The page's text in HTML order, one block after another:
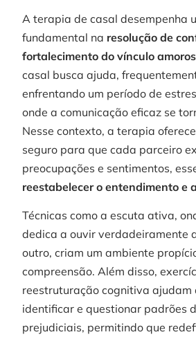
A terapia de casal desempenha
fundamental na resolução de
fortalecimento do vínculo
casal busca ajuda,
enfrentando um período de
onde a comunicação eficaz se
Nesse contexto, a terapia
seguro para que cada parceiro
preocupações e sentimentos,
reestabelecer o entendimento e
Técnicas como a escuta ativa,
dedica a ouvir verdadeiramente
outro, criam um ambiente
compreensão. Além disso,
reestruturação cognitiva ajudam
identificar e questionar padrões
prejudiciais, permitindo que